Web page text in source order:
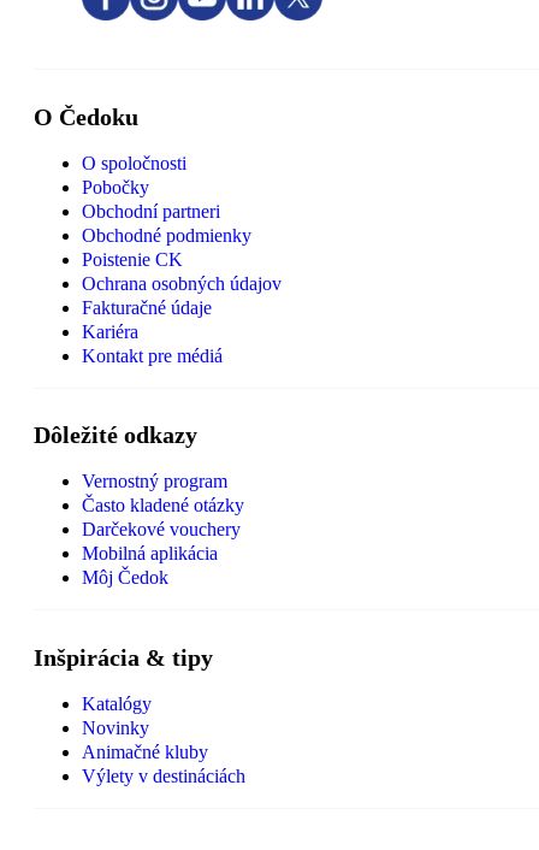
O Čedoku
O spoločnosti
Pobočky
Obchodní partneri
Obchodné podmienky
Poistenie CK
Ochrana osobných údajov
Fakturačné údaje
Kariéra
Kontakt pre médiá
Dôležité odkazy
Vernostný program
Často kladené otázky
Darčekové vouchery
Mobilná aplikácia
Môj Čedok
Inšpirácia & tipy
Katalógy
Novinky
Animačné kluby
Výlety v destináciách